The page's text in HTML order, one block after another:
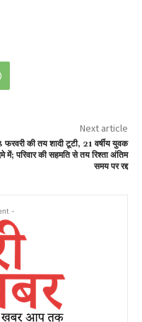
Next article
फरवरी की तय शादी टूटी, 21 वर्षीय युवक
में; परिवार की सहमति से तय रिश्ता अंतिम
समय पर रद्द
-